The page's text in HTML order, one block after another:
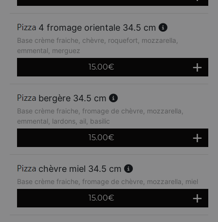
4 fromage orientale 34.5 cm
Base crème fraiche, chèvre, roquefort, mozzarella,
emmental, merguez
15.00€
bergère 34.5 cm
Base crème fraiche, fromage de chèvre, mozzarella,
emmental, lardons, ail, basilic
15.00€
chèvre miel 34.5 cm
Base crème fraiche, fromage de chèvre, mozzarella, miel
15.00€